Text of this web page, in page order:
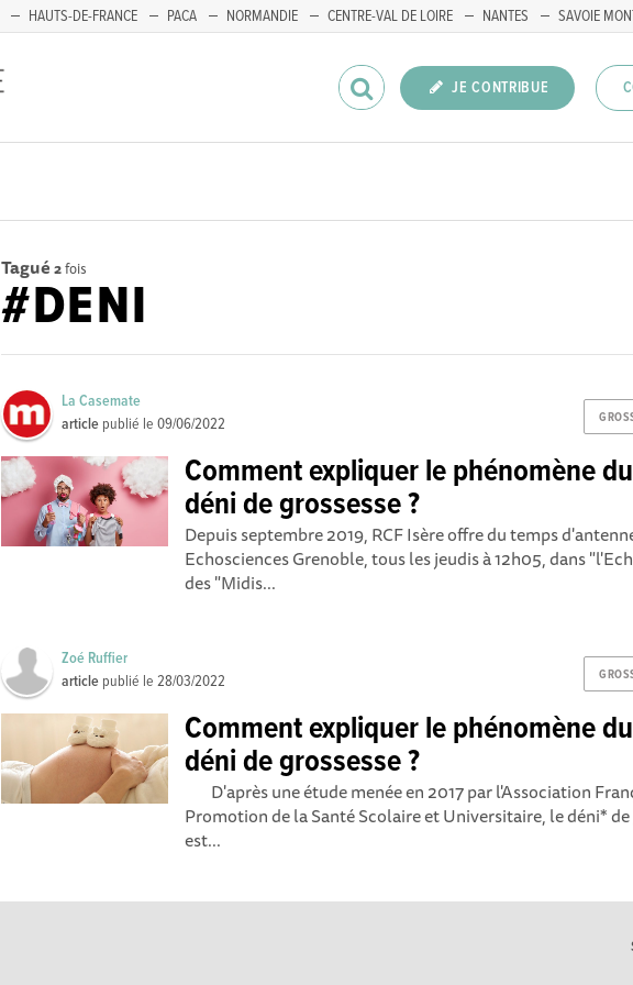
HAUTS-DE-FRANCE PACA NORMANDIE CENTRE-VAL DE LOIRE NANTES SAVOIE
JE CONTRIBUE
Tagué 2fois
#DENI
La Casemate
article publié le09/06/2022
Comment expliquer le phénomène du
déni de grossesse ?
Depuis septembre 2019, RCF Isère offre du temps
Echosciences Grenoble, tous les jeudis à 12h05, dans
des "Midis...
Zoé Ruffier
article publié le28/03/2022
Comment expliquer le phénomène du
déni de grossesse ?
D'après une étude menée en 2017 par l'Association
Promotion de la Santé Scolaire et Universitaire, le déni* de
est...